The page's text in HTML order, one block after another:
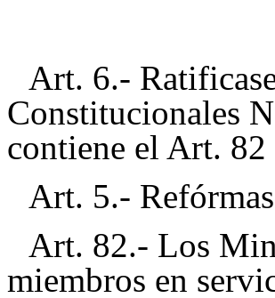
Art. 6.-
Constitucionales
contiene el Art.
Art. 5.-
Art. 82.- Los
miembros en